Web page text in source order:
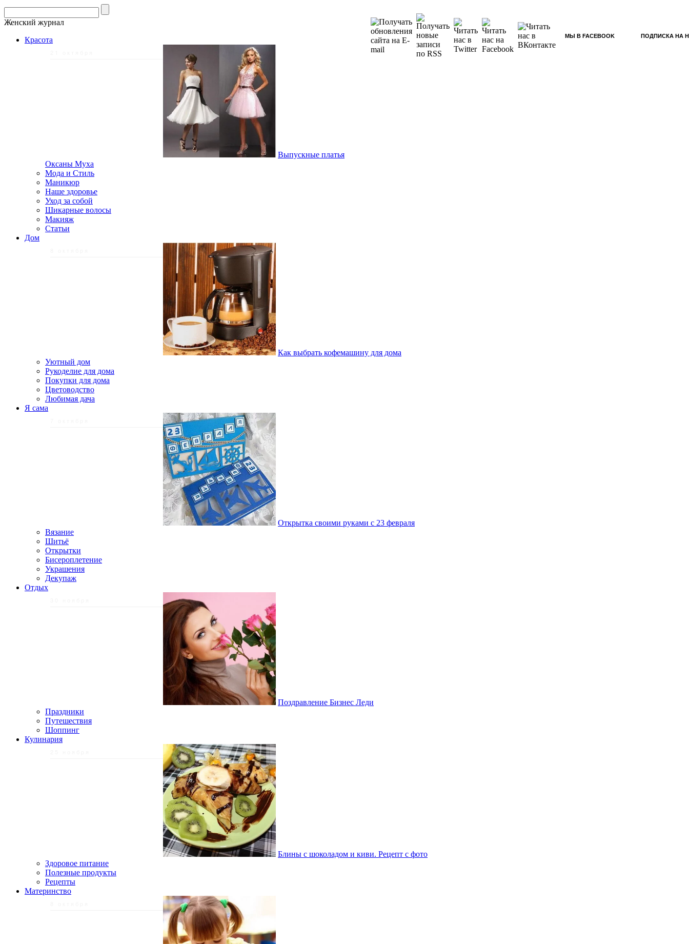
МЫ В FACEBOOK ПОДПИСКА НА
Женский журнал
Красота
Выпускные платья
Оксаны Муха
Мода и Стиль
Маникюр
Наше здоровье
Уход за собой
Шикарные волосы
Макияж
Статьи
Дом
Как выбрать кофемашину для дома
Уютный дом
Рукоделие для дома
Покупки для дома
Цветоводство
Любимая дача
Я сама
Открытка своими руками с 23 февраля
Вязание
Шитьё
Открытки
Бисероплетение
Украшения
Декупаж
Отдых
Поздравление Бизнес Леди
Праздники
Путешествия
Шоппинг
Кулинария
Блины с шоколадом и киви. Рецепт с фото
Здоровое питание
Полезные продукты
Рецепты
Материнство